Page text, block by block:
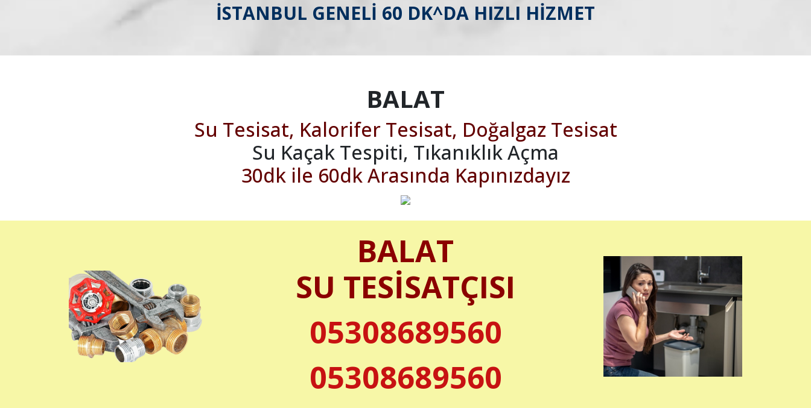
İSTANBUL GENELİ 60 DK^DA HIZLI HİZMET
BALAT
Su Tesisat, Kalorifer Tesisat, Doğalgaz Tesisat
Su Kaçak Tespiti, Tıkanıklık Açma
30dk ile 60dk Arasında Kapınızdayız
BALAT
SU TESİSATÇISI
05308689560
05308689560